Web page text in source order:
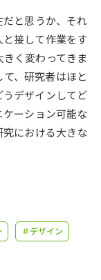
ールを立てよう
国一斉進学調査
と思うか、それ
接して作業をす
く変わってきま
、研究者はほと
デザインしてど
ーション可能な
における大きな
＃デザイン